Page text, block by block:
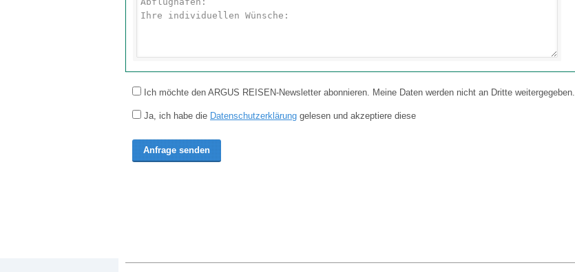
Ich möchte den ARGUS REISEN-Newsletter abonnieren. Meine Daten werden nicht an Dritte weitergegeben.
Ja, ich habe die Datenschutzerklärung gelesen und akzeptiere diese